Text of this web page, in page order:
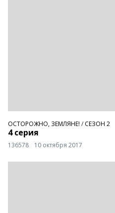
ОСТОРОЖНО, ЗЕМЛЯНЕ! / СЕЗОН 2
4 серия
136578 10 октября 2017